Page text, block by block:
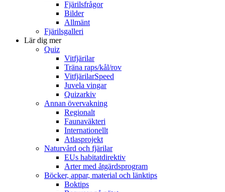
Fjärilsfrågor
Bilder
Allmänt
Fjärilsgalleri
Lär dig mer
Quiz
Vitfjärilar
Träna raps/kål/rov
VitfjärilarSpeed
Juvela vingar
Quizarkiv
Annan övervakning
Regionalt
Faunaväkteri
Internationellt
Atlasprojekt
Naturvård och fjärilar
EUs habitatdirektiv
Arter med åtgärdsprogram
Böcker, appar, material och länktips
Boktips